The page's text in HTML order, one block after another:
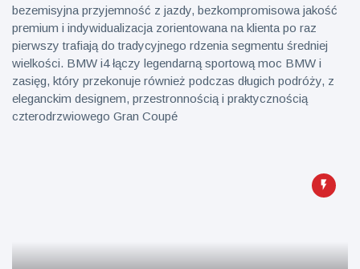
bezemisyjna przyjemność z jazdy, bezkompromisowa jakość
premium i indywidualizacja zorientowana na klienta po raz
pierwszy trafiają do tradycyjnego rdzenia segmentu średniej
wielkości. BMW i4 łączy legendarną sportową moc BMW i
zasięg, który przekonuje również podczas długich podróży, z
eleganckim designem, przestronnością i praktycznością
czterodrzwiowego Gran Coupé